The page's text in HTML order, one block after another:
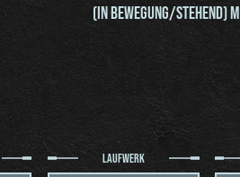
(IN BEWEGUNG/STEHEND) M
LAUFWERK